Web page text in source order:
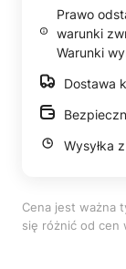
Prawo
warunki
Warunki
Dostawa
Wysyłka
Cena jest ważna
się różnić od cen